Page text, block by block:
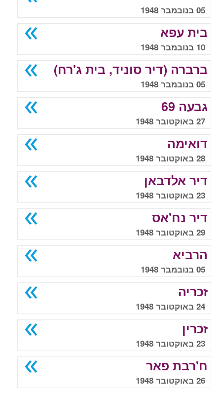
05 בנובמבר 1948
בית עפא
10 בנובמבר 1948
ברברה (דיר סוניד, בית ג'רח)
05 בנובמבר 1948
גבעה 69
27 באוקטובר 1948
דואימה
28 באוקטובר 1948
דיר אלדבאן
23 באוקטובר 1948
דיר נח'אס
29 באוקטובר 1948
הרביא
05 בנובמבר 1948
זכריה
24 באוקטובר 1948
זכרין
23 באוקטובר 1948
ח'רבת פאר
26 באוקטובר 1948